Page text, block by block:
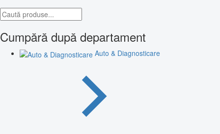
Cumpără după departament
Auto & Diagnosticare